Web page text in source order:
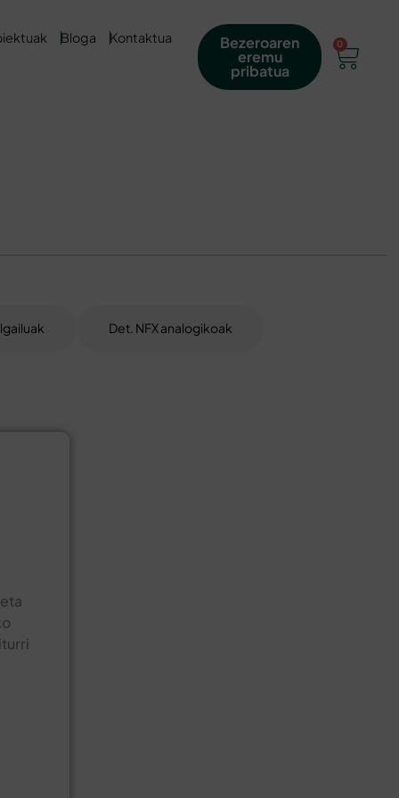
Bloga Kontaktua Bezeroaren
eremu
pribatua
0
Det. NFX analogikoak